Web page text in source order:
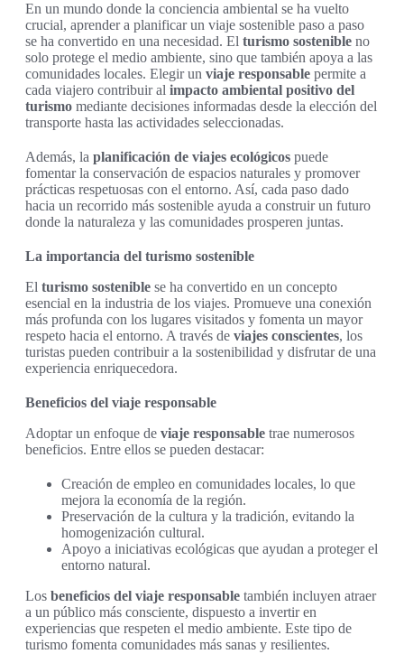
En un mundo donde la conciencia ambiental se ha vuelto
crucial, aprender a planificar un viaje sostenible paso a paso
se ha convertido en una necesidad. El turismo sostenible no
solo protege el medio ambiente, sino que también apoya a las
comunidades locales. Elegir un viaje responsable permite a
cada viajero contribuir al impacto ambiental positivo del
turismo mediante decisiones informadas desde la elección del
transporte hasta las actividades seleccionadas.
Además, la planificación de viajes ecológicos puede
fomentar la conservación de espacios naturales y promover
prácticas respetuosas con el entorno. Así, cada paso dado
hacia un recorrido más sostenible ayuda a construir un futuro
donde la naturaleza y las comunidades prosperen juntas.
La importancia del turismo sostenible
El turismo sostenible se ha convertido en un concepto
esencial en la industria de los viajes. Promueve una conexión
más profunda con los lugares visitados y fomenta un mayor
respeto hacia el entorno. A través de viajes conscientes, los
turistas pueden contribuir a la sostenibilidad y disfrutar de una
experiencia enriquecedora.
Beneficios del viaje responsable
Adoptar un enfoque de viaje responsable trae numerosos
beneficios. Entre ellos se pueden destacar:
Creación de empleo en comunidades locales, lo que
mejora la economía de la región.
Preservación de la cultura y la tradición, evitando la
homogenización cultural.
Apoyo a iniciativas ecológicas que ayudan a proteger el
entorno natural.
Los beneficios del viaje responsable también incluyen atraer
a un público más consciente, dispuesto a invertir en
experiencias que respeten el medio ambiente. Este tipo de
turismo fomenta comunidades más sanas y resilientes.